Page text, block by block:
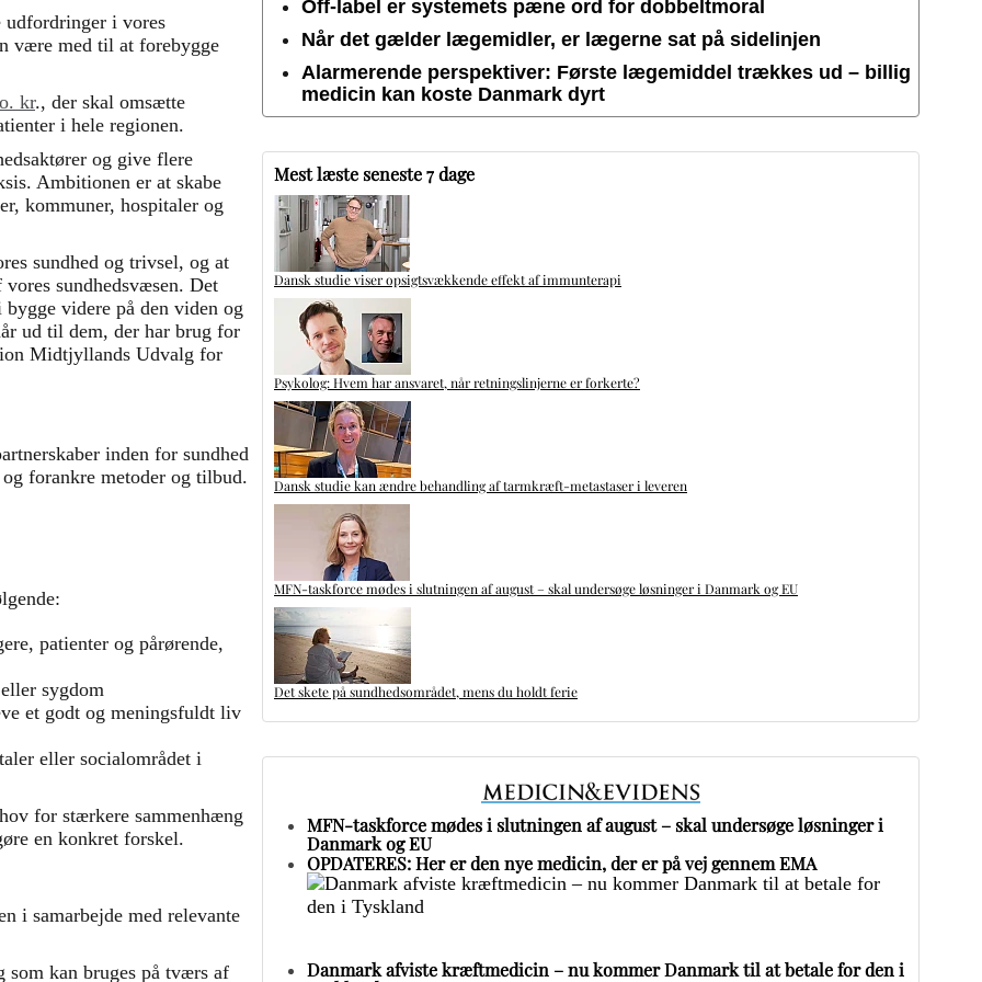
udfordringer i vores
være med til at forebygge
kr., der skal omsætte
i hele regionen.
og give flere
Ambitionen er at skabe
kommuner, hospitaler og
sundhed og trivsel, og at
sundhedsvæsen. Det
videre på den viden og
ud til dem, der har brug for
Midtjyllands Udvalg for
inden for sundhed
forankre metoder og tilbud.
patienter og pårørende,
sygdom
et godt og meningsfuldt liv
eller socialområdet i
for stærkere sammenhæng
en konkret forskel.
i samarbejde med relevante
som kan bruges på tværs af
Off-label er systemets pæne ord for dobbeltmoral
Når det gælder lægemidler, er lægerne sat på sidelinjen
Alarmerende perspektiver: Første lægemiddel trækkes ud – billig
medicin kan koste Danmark dyrt
Mest læste seneste 7 dage
Dansk studie viser opsigtsvækkende effekt af immunterapi
Psykolog: Hvem har ansvaret, når retningslinjerne er forkerte?
Dansk studie kan ændre behandling af tarmkræft-metastaser i leveren
MFN-taskforce mødes i slutningen af august – skal undersøge løsninger i Danmark og EU
Det skete på sundhedsområdet, mens du holdt ferie
MFN-taskforce mødes i slutningen af august – skal undersøge løsninger i
Danmark og EU
OPDATERES: Her er den nye medicin, der er på vej gennem EMA
Danmark afviste kræftmedicin – nu kommer Danmark til at betale for den i